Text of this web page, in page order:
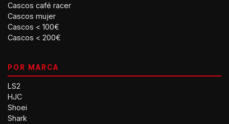
Cascos café racer
Cascos mujer
Cascos < 100€
Cascos < 200€
POR MARCA
LS2
HJC
Shoei
Shark